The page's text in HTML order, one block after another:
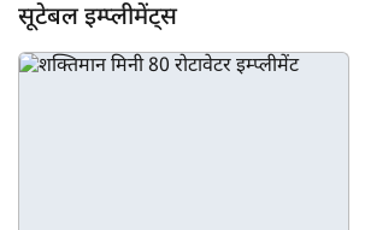
सूटेबल इम्प्लीमेंट्स